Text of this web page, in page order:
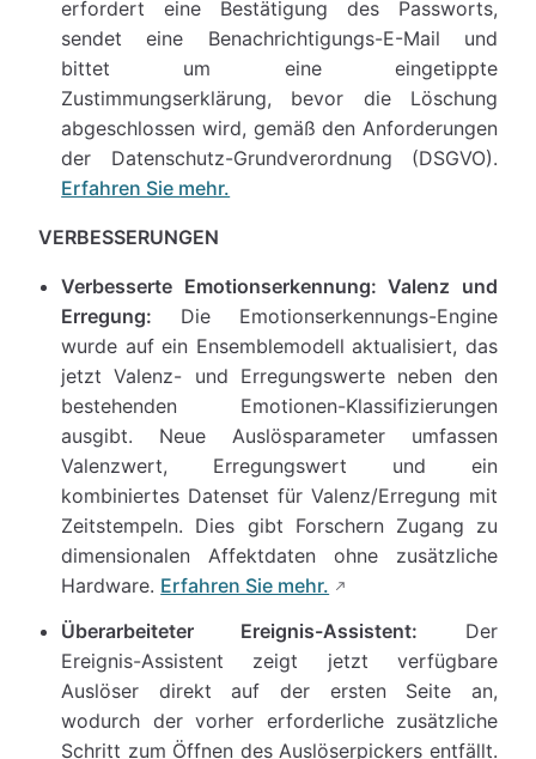
erfordert eine Bestätigung des Passworts,
sendet eine Benachrichtigungs-E-Mail und
bittet um eine eingetippte
Zustimmungserklärung, bevor die Löschung
abgeschlossen wird, gemäß den Anforderungen
der Datenschutz-Grundverordnung (DSGVO).
Erfahren Sie mehr.
VERBESSERUNGEN
Verbesserte Emotionserkennung: Valenz und
Erregung: Die Emotionserkennungs-Engine
wurde auf ein Ensemblemodell aktualisiert, das
jetzt Valenz- und Erregungswerte neben den
bestehenden Emotionen-Klassifizierungen
ausgibt. Neue Auslösparameter umfassen
Valenzwert, Erregungswert und ein
kombiniertes Datenset für Valenz/Erregung mit
Zeitstempeln. Dies gibt Forschern Zugang zu
dimensionalen Affektdaten ohne zusätzliche
Hardware. Erfahren Sie mehr.
Überarbeiteter Ereignis-Assistent: Der
Ereignis-Assistent zeigt jetzt verfügbare
Auslöser direkt auf der ersten Seite an,
wodurch der vorher erforderliche zusätzliche
Schritt zum Öffnen des Auslöserpickers entfällt.